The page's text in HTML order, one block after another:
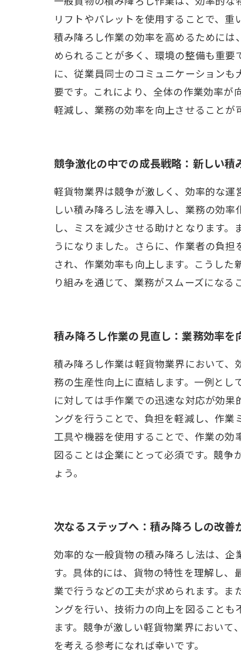
リフトやパレットを使用することで、
積み降ろし作業の効率を高めるために
められることが多く、環境の整備も重
に、従業員同士のコミュニケーション
要です。これにより、全体の作業効率
軽減し、業務の効率を向上させることが
競争激化の中での成長戦略：新しい積
軽貨物業界は競争が激しく、効率的な
しい積み降ろし法を導入し、業務の効
し、ミスを減少させる助けとなります
うになりました。さらに、作業者の負
され、作業効率も向上します。こうし
り組みを通じて、業務がスムーズになる
積み降ろし作業の見直し：業務効率を
積み降ろし作業は軽貨物業界において
務の生産性向上に直結します。一例と
に対しては手作業での迅速な対応が効
ングを行うことで、負担を軽減し、作
工具や機器を使用することで、作業の
図ることは企業にとって必須です。競
ょう。
次なるステップへ：積み降ろしの改善
効率的な一般貨物の積み降ろし法は、
す。具体的には、貨物の特性を理解し
業で行うなどの工夫が求められます。
ングを行い、技術力の向上を図ること
ます。競争が激しい軽貨物業界におい
を考える参考になれば幸いです。